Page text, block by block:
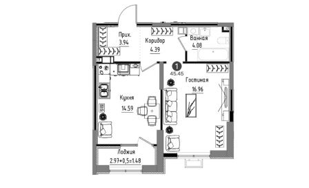
Да, удалить Отмена